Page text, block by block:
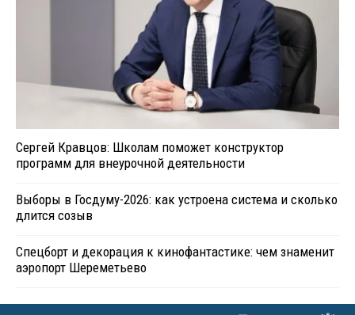
Сергей Кравцов: Школам поможет конструктор
программ для внеурочной деятельности
Выборы в Госдуму-2026: как устроена система и сколько
длится созыв
Спецборт и декорация к кинофантастике: чем знаменит
аэропорт Шереметьево